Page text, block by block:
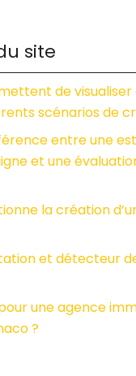
site
de
scénarios de
entre une
et une
la création
et détecteur
une agence
?